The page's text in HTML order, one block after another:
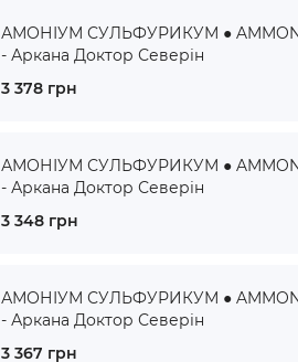
АМОНІУМ СУЛЬФУРИКУМ ●
- Аркана Доктор Северін
3 378 грн
АМОНІУМ СУЛЬФУРИКУМ ●
- Аркана Доктор Северін
3 348 грн
АМОНІУМ СУЛЬФУРИКУМ ●
- Аркана Доктор Северін
3 367 грн